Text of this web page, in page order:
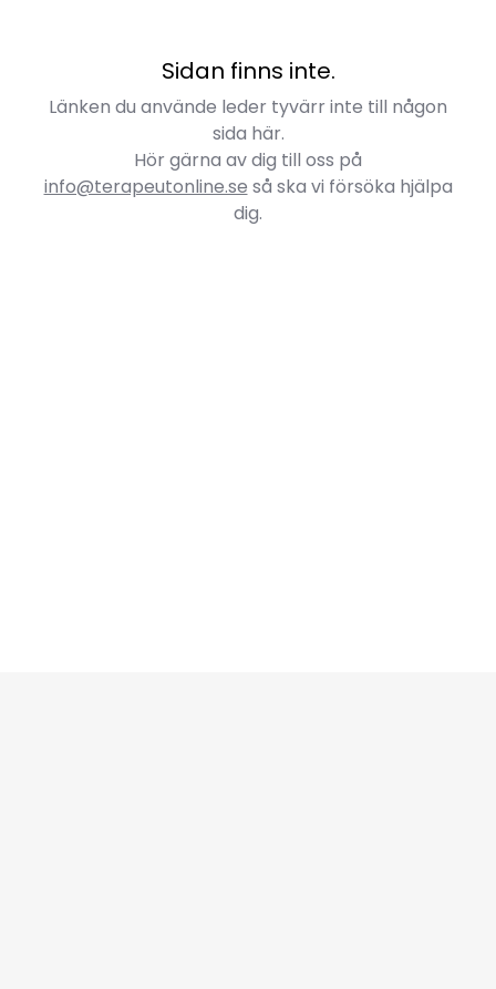
Sidan finns inte.
Länken du använde leder tyvärr inte till någon
sida här.
Hör gärna av dig till oss på
info@terapeutonline.se så ska vi försöka hjälpa
dig.